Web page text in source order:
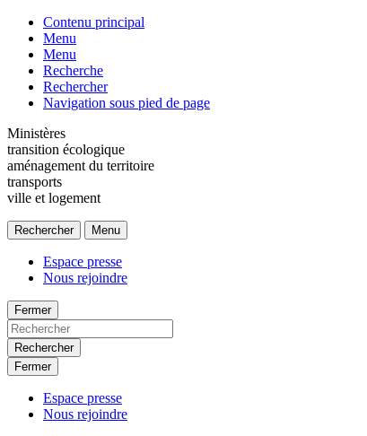
Contenu principal
Menu
Menu
Recherche
Rechercher
Navigation sous pied de page
Ministères
transition écologique
aménagement du territoire
transports
ville et logement
Rechercher Menu
Espace presse
Nous rejoindre
Fermer
Rechercher
Fermer
Espace presse
Nous rejoindre